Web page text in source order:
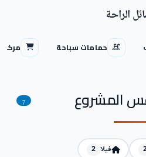
الراحة
حمامات سباحة مركز
المشروع 7
فيلا 2